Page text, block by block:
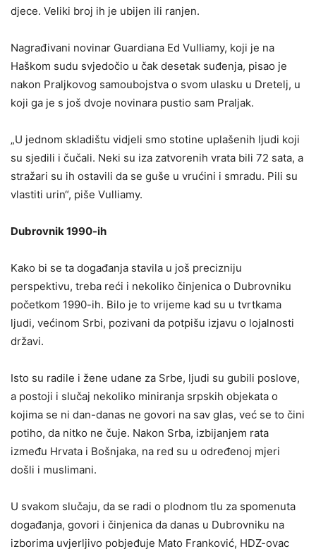
djece. Veliki broj ih je ubijen ili ranjen.
Nagrađivani novinar Guardiana Ed Vulliamy, koji je na
Haškom sudu svjedočio u čak desetak suđenja, pisao je
nakon Praljkovog samoubojstva o svom ulasku u Dretelj, u
koji ga je s još dvoje novinara pustio sam Praljak.
„U jednom skladištu vidjeli smo stotine uplašenih ljudi koji
su sjedili i čučali. Neki su iza zatvorenih vrata bili 72 sata, a
stražari su ih ostavili da se guše u vrućini i smradu. Pili su
vlastiti urin“, piše Vulliamy.
Dubrovnik 1990-ih
Kako bi se ta događanja stavila u još precizniju
perspektivu, treba reći i nekoliko činjenica o Dubrovniku
početkom 1990-ih. Bilo je to vrijeme kad su u tvrtkama
ljudi, većinom Srbi, pozivani da potpišu izjavu o lojalnosti
državi.
Isto su radile i žene udane za Srbe, ljudi su gubili poslove,
a postoji i slučaj nekoliko miniranja srpskih objekata o
kojima se ni dan-danas ne govori na sav glas, već se to čini
potiho, da nitko ne čuje. Nakon Srba, izbijanjem rata
između Hrvata i Bošnjaka, na red su u određenoj mjeri
došli i muslimani.
U svakom slučaju, da se radi o plodnom tlu za spomenuta
događanja, govori i činjenica da danas u Dubrovniku na
izborima uvjerljivo pobjeđuje Mato Franković, HDZ-ovac